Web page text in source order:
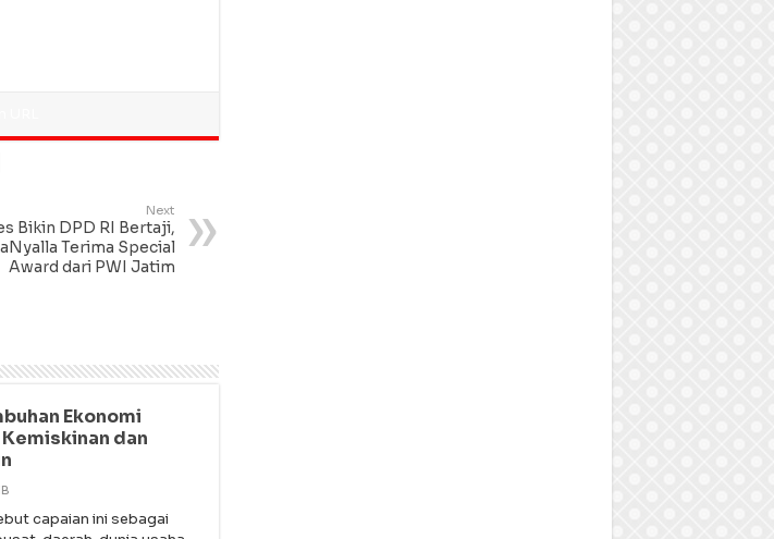
Next
Bikin DPD RI Bertaji,
Terima Special
Award dari PWI Jatim
Ekonomi
dan
capaian ini sebagai